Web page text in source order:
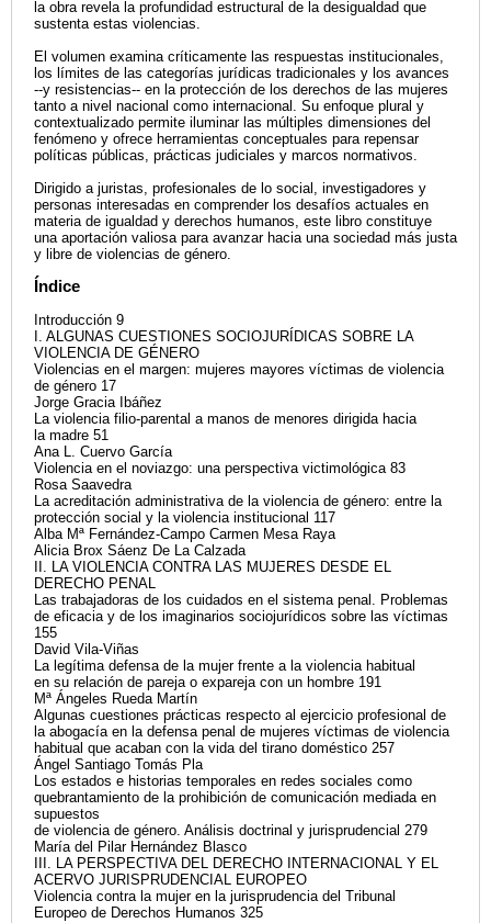
la obra revela la profundidad estructural de la desigualdad que
sustenta estas violencias.
El volumen examina críticamente las respuestas institucionales,
los límites de las categorías jurídicas tradicionales y los avances
--y resistencias-- en la protección de los derechos de las mujeres
tanto a nivel nacional como internacional. Su enfoque plural y
contextualizado permite iluminar las múltiples dimensiones del
fenómeno y ofrece herramientas conceptuales para repensar
políticas públicas, prácticas judiciales y marcos normativos.
Dirigido a juristas, profesionales de lo social, investigadores y
personas interesadas en comprender los desafíos actuales en
materia de igualdad y derechos humanos, este libro constituye
una aportación valiosa para avanzar hacia una sociedad más justa
y libre de violencias de género.
Índice
Introducción 9
I. ALGUNAS CUESTIONES SOCIOJURÍDICAS SOBRE LA
VIOLENCIA DE GÉNERO
Violencias en el margen: mujeres mayores víctimas de violencia
de género 17
Jorge Gracia Ibáñez
La violencia filio-parental a manos de menores dirigida hacia
la madre 51
Ana L. Cuervo García
Violencia en el noviazgo: una perspectiva victimológica 83
Rosa Saavedra
La acreditación administrativa de la violencia de género: entre la
protección social y la violencia institucional 117
Alba Mª Fernández-Campo Carmen Mesa Raya
Alicia Brox Sáenz De La Calzada
II. LA VIOLENCIA CONTRA LAS MUJERES DESDE EL
DERECHO PENAL
Las trabajadoras de los cuidados en el sistema penal. Problemas
de eficacia y de los imaginarios sociojurídicos sobre las víctimas
155
David Vila-Viñas
La legítima defensa de la mujer frente a la violencia habitual
en su relación de pareja o expareja con un hombre 191
Mª Ángeles Rueda Martín
Algunas cuestiones prácticas respecto al ejercicio profesional de
la abogacía en la defensa penal de mujeres víctimas de violencia
habitual que acaban con la vida del tirano doméstico 257
Ángel Santiago Tomás Pla
Los estados e historias temporales en redes sociales como
quebrantamiento de la prohibición de comunicación mediada en
supuestos
de violencia de género. Análisis doctrinal y jurisprudencial 279
María del Pilar Hernández Blasco
III. LA PERSPECTIVA DEL DERECHO INTERNACIONAL Y EL
ACERVO JURISPRUDENCIAL EUROPEO
Violencia contra la mujer en la jurisprudencia del Tribunal
Europeo de Derechos Humanos 325